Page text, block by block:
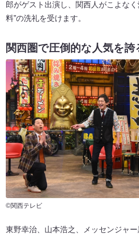
郎がゲスト出演し、関西人がこよなく
料”の洗礼を受けます。
関西圏で圧倒的な人気を
©関西テレビ
東野幸治、山本浩之、メッセンジャ